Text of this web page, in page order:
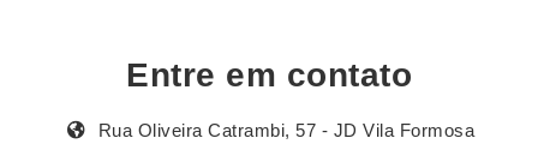
Entre em contato
Rua Oliveira Catrambi, 57 - JD Vila Formosa